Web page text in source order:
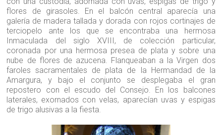
flores de girasoles. En el balcón central aparecía una
galería de madera tallada y dorada con rojos cortinajes de
terciopelo ante los que se encontraba una hermosa
Inmaculada del siglo XVIII, de colección particular,
coronada por una hermosa presea de plata y sobre una
nube de flores de azucena. Flanqueaban a la Virgen dos
faroles sacramentales de plata de la Hermandad de la
Amargura, y bajo el conjunto se desplegaba el gran
repostero con el escudo del Consejo. En los balcones
laterales, exornados con velas, aparecían uvas y espigas
de trigo alusivas a la fiesta.